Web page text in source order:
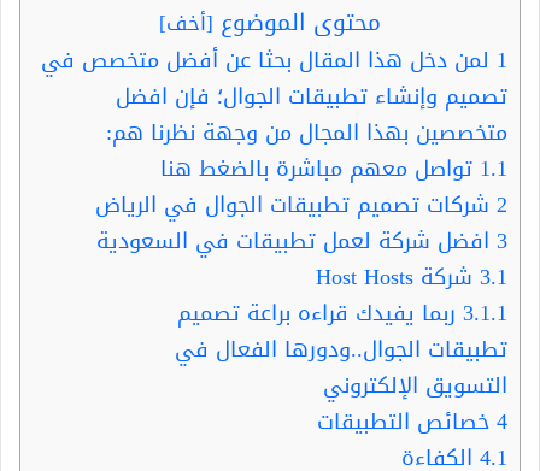
محتوى الموضوع [أخف]
1 لمن دخل هذا المقال بحثا عن أفضل متخصص في
تصميم وإنشاء تطبيقات الجوال؛ فإن افضل
متخصصين بهذا المجال من وجهة نظرنا هم:
1.1 تواصل معهم مباشرة بالضغط هنا
2 شركات تصميم تطبيقات الجوال في الرياض
3 افضل شركة لعمل تطبيقات في السعودية
3.1 شركة Host Hosts
3.1.1 ربما يفيدك قراءه براعة تصميم
تطبيقات الجوال..ودورها الفعال في
التسويق الإلكتروني
4خصائص التطبيقات
4.1 الكفاءة